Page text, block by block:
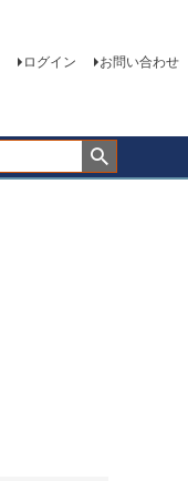
ログイン お問い合わせ